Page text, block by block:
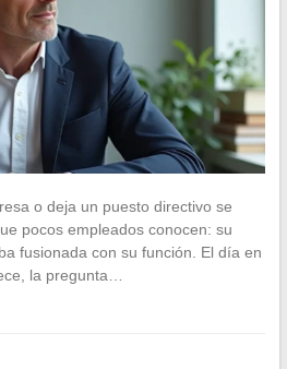
o deja un puesto directivo se
pocos empleados conocen: su
fusionada con su función. El día en
la pregunta…